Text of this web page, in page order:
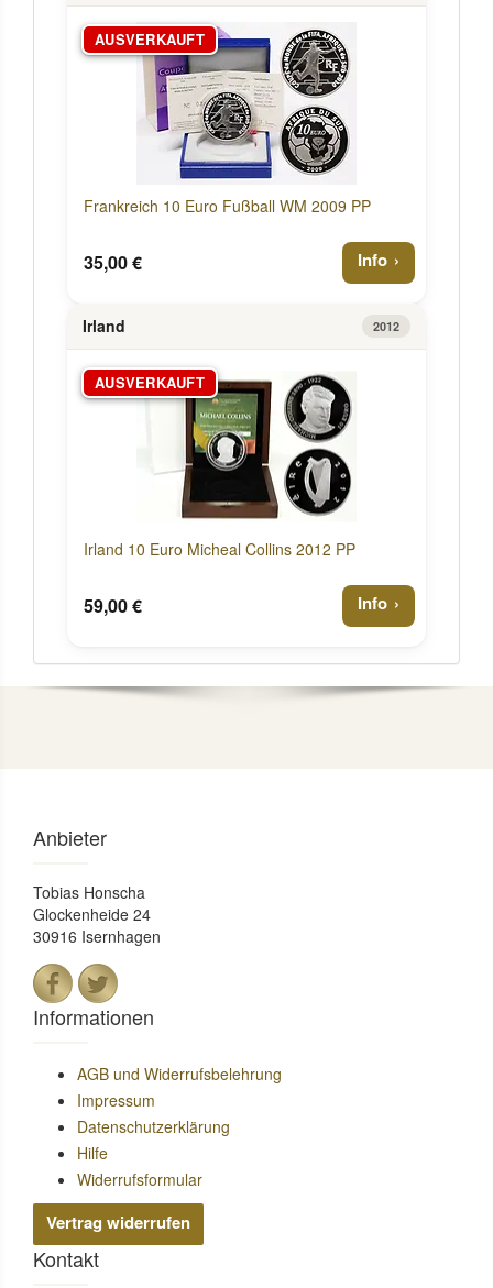
AUSVERKAUFT
Frankreich 10 Euro Fußball WM 2009 PP
35,00 € Info
Irland 2012
AUSVERKAUFT
Irland 10 Euro Micheal Collins 2012 PP
59,00 € Info
Anbieter
Tobias Honscha
Glockenheide 24
30916 Isernhagen
Informationen
AGB und Widerrufsbelehrung
Impressum
Datenschutzerklärung
Hilfe
Widerrufsformular
Vertrag widerrufen
Kontakt